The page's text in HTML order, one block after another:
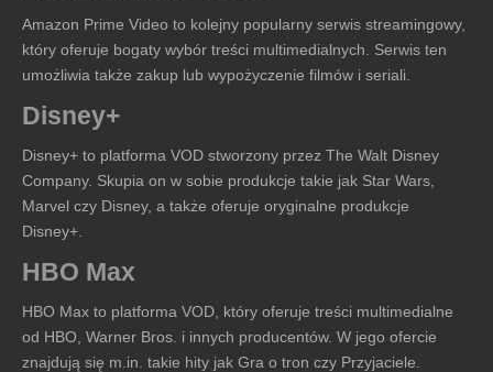
Amazon Prime Video to kolejny popularny serwis streamingowy,
który oferuje bogaty wybór treści multimedialnych. Serwis ten
umożliwia także zakup lub wypożyczenie filmów i seriali.
Disney+
Disney+ to platforma VOD stworzony przez The Walt Disney
Company. Skupia on w sobie produkcje takie jak Star Wars,
Marvel czy Disney, a także oferuje oryginalne produkcje
Disney+.
HBO Max
HBO Max to platforma VOD, który oferuje treści multimedialne
od HBO, Warner Bros. i innych producentów. W jego ofercie
znajdują się m.in. takie hity jak Gra o tron czy Przyjaciele.